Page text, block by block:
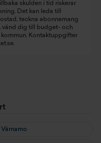
skulden i tid riskerar
Det kan leda till
teckna abonnemang
vänd dig till budget- och
Kontaktuppgifter
.
Värnamo